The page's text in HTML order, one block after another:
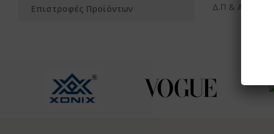
Δ.Π & Α.Π).
Επιστροφές Προϊόντων